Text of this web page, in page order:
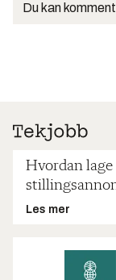
Du kan
Hvordan lage
Les mer